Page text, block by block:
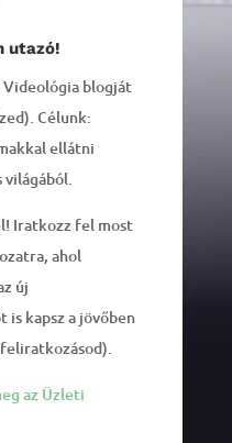
utazó!
Videológia blogját
Célunk:
ellátni
világából.
Iratkozz fel most
ahol
új
kapsz a jövőben
feliratkozásod).
az Üzleti